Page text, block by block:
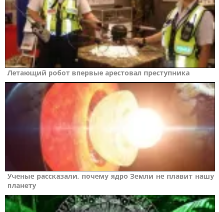
Летающий робот впервые арестовал преступника
Ученые рассказали, почему ядро Земли не плавит нашу
планету